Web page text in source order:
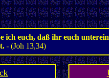
ich euch, daß ihr euch
- (Joh 13,34)